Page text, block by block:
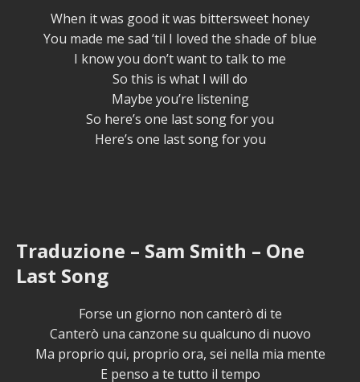
When it was good it was bittersweet honey
You made me sad ‘til I loved the shade of blue
I know you don’t want to talk to me
So this is what I will do
Maybe you’re listening
So here’s one last song for you
Here’s one last song for you
Traduzione – Sam Smith – One
Last Song
Forse un giorno non canterò di te
Canterò una canzone su qualcuno di nuovo
Ma proprio qui, proprio ora, sei nella mia mente
E penso a te tutto il tempo